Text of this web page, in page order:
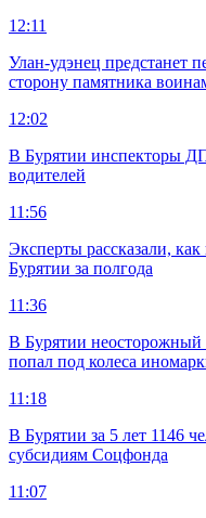
12:11
Улан-удэнец предстанет
сторону памятника
12:02
В Бурятии инспекторы
водителей
11:56
Эксперты рассказали,
Бурятии за полгода
11:36
В Бурятии неосторожный
попал под колеса
11:18
В Бурятии за 5 лет 1146
субсидиям Соцфонда
11:07